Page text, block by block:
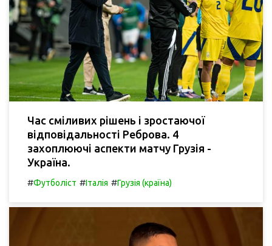
Час сміливих рішень і зростаючої
відповідальності Реброва. 4
захоплюючі аспекти матчу Грузія -
Україна.
#Футболіст #Італія #Грузія (країна)